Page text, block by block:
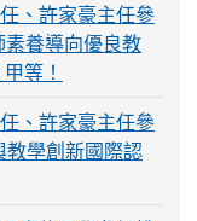
、許家豪主任參
養導向優良教
等！
、許家豪主任參
教學創新國際認